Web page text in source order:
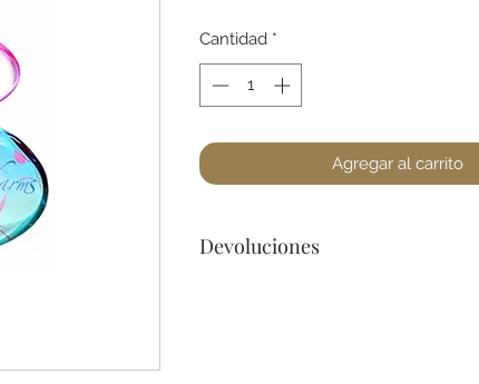
Cantidad *
Agregar al carrito
Devoluciones